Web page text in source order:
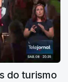
do turismo